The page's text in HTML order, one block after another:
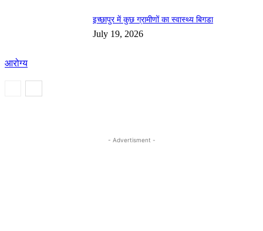
आरोग्य
इच्छापुर में कुछ ग्रामीणों का स्वास्थ्य बिगडा
July 19, 2026
- Advertisment -